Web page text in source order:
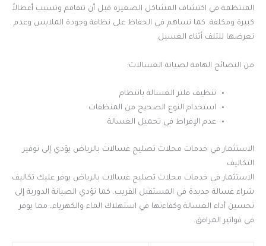
المنتظمة في اكتشاف المشاكل الصغيرة قبل أن تتفاقم وتسبب أعطالاً
كبيرة ومكلفة. كما تساهم في الحفاظ على نظافة وجودة الملابس وعدم
تعرضها للتلف أثناء الغسيل.
من النصائح الهامة لصيانة الغسالات:
تنظيف فلتر الغسالة بانتظام
استخدام النوع الصحيح من المنظفات
عدم الإفراط في تحميل الغسالة
الاستثمار في خدمات محلات تصليح غسالات بالرياض يؤدي إلى توفير
التكاليف
الاستثمار في خدمات محلات تصليح غسالات بالرياض يوفر عليك تكاليف
شراء غسالة جديدة في المستقبل القريب. كما تؤدي الصيانة الدورية إلى
تحسين أداء الغسالة وكفاءتها في استهلاك الماء والكهرباء، مما يوفر
في فواتير المرافق.